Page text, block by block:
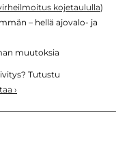
kojetaululla)
– hellä ajovalo- ja
muutoksia
Tutustu
›